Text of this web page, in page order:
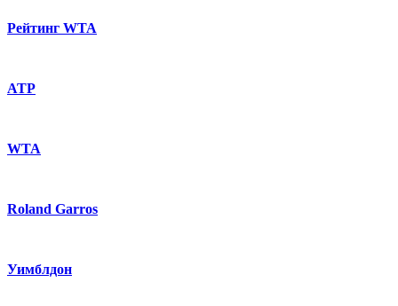
Рейтинг WTA
ATP
WTA
Roland Garros
Уимблдон